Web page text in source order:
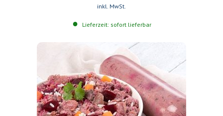
inkl. MwSt.
Lieferzeit: sofort lieferbar